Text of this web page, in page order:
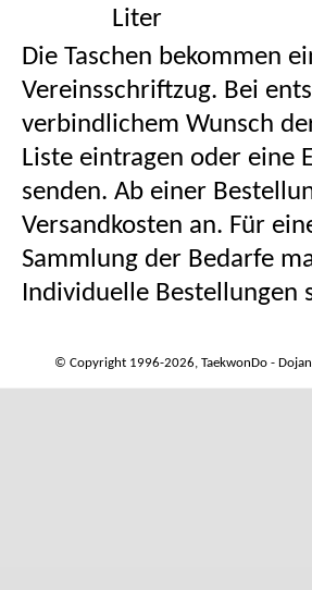
Liter
Die Taschen bekommen
Vereinsschriftzug. Bei
verbindlichem Wunsch
Liste eintragen oder eine
senden. Ab einer
Versandkosten an. Für
Sammlung der Bedarfe
Individuelle Bestellungen
© Copyright 1996-2026, TaekwonDo -